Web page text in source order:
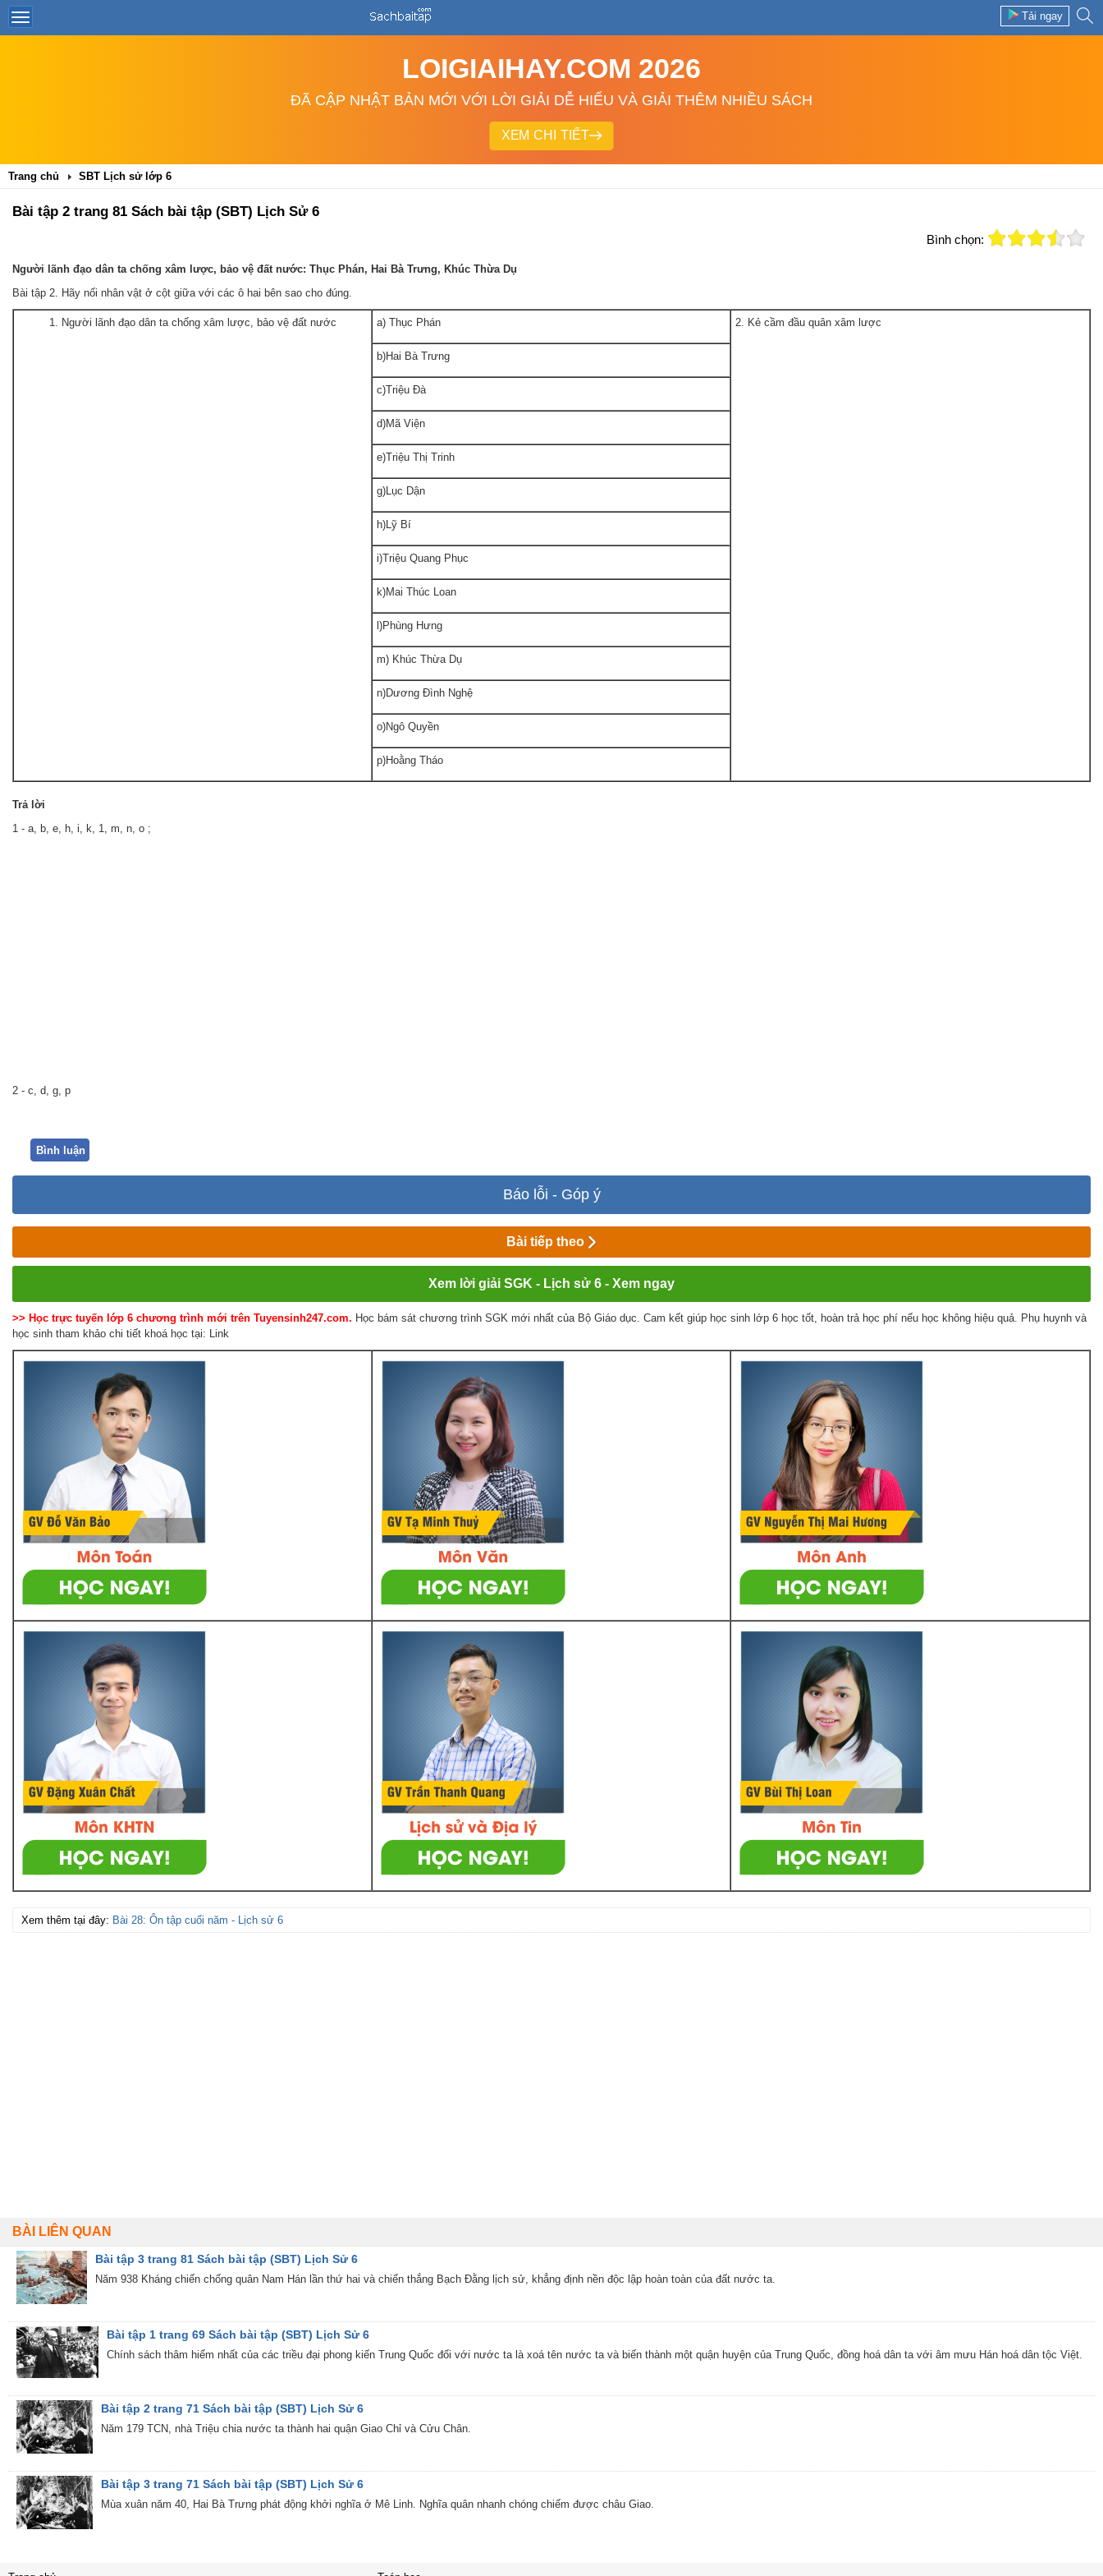
Tải ngay
LOIGIAIHAY.COM 2026
ĐÃ CẬP NHẬT BẢN MỚI VỚI LỜI GIẢI DỄ HIỂU VÀ GIẢI THÊM NHIỀU SÁCH
XEM CHI TIẾT
Trang chủ SBT Lịch sử lớp 6
Bài tập 2 trang 81 Sách bài tập (SBT) Lịch Sử 6
Bình chọn:
Người lãnh đạo dân ta chống xâm lược, bảo vệ đất nước: Thục Phán, Hai Bà Trưng, Khúc Thừa Dụ
Bài tập 2. Hãy nối nhân vật ở cột giữa với các ô hai bên sao cho đúng.
1. Người lãnh đạo dân ta chống xâm lược, bảo vệ đất nước a) Thục Phán 2. Kẻ cầm đầu quân xâm lược
b)Hai Bà Trưng
c)Triệu Đà
d)Mã Viện
e)Triệu Thị Trinh
g)Lục Dận
h)Lỹ Bí
i)Triệu Quang Phục
k)Mai Thúc Loan
l)Phùng Hưng
m) Khúc Thừa Dụ
n)Dương Đình Nghệ
o)Ngô Quyền
p)Hoằng Tháo
Trảlời
1 - a, b, e, h, i, k, 1, m, n, o ;
2 - c, d, g, p
Bình luận
Báo lỗi - Góp ý
Bài tiếp theo
Xem lời giải SGK - Lịch sử 6 - Xem ngay
>> Học trực tuyến lớp 6 chương trình mới trên Tuyensinh247.com. Học bám sát chương trình SGK mới nhất của Bộ Giáo dục. Cam kết giúp học sinh lớp 6 học tốt, hoàn trả học phí nếu học không hiệu quả. Phụ huynh và
học sinh tham khảo chi tiết khoá học tại: Link
Xem thêm tại đây: Bài 28: Ôn tập cuối năm - Lịch sử 6
BÀI LIÊN QUAN
Bài tập 3 trang 81 Sách bài tập (SBT) Lịch Sử 6
Năm 938 Kháng chiến chống quân Nam Hán lần thứ hai và chiến thắng Bạch Đằng lịch sử, khẳng định nền độc lập hoàn toàn của đất nước ta.
Bài tập 1 trang 69 Sách bài tập (SBT) Lịch Sử 6
Chính sách thâm hiểm nhất của các triều đại phong kiến Trung Quốc đối với nước ta là xoá tên nước ta và biến thành một quận huyện của Trung Quốc, đồng hoá dân ta với âm mưu Hán hoá dân tộc Việt.
Bài tập 2 trang 71 Sách bài tập (SBT) Lịch Sử 6
Năm 179 TCN, nhà Triệu chia nước ta thành hai quận Giao Chỉ và Cửu Chân.
Bài tập 3 trang 71 Sách bài tập (SBT) Lịch Sử 6
Mùa xuân năm 40, Hai Bà Trưng phát động khởi nghĩa ở Mê Linh. Nghĩa quân nhanh chóng chiếm được châu Giao.